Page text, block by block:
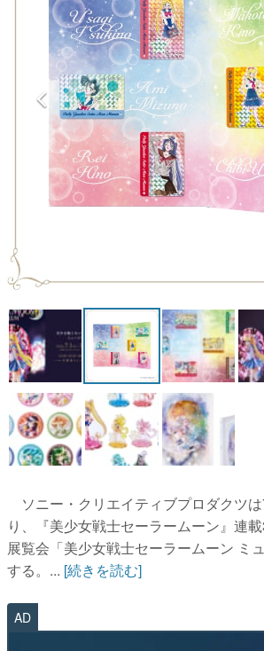
ゲームが変えた日本語
「経験値」「裏技」「ラスボス」
の起源や用法の変遷を、コンピュ
イニーP氏が徹底調査。
カテゴリ
特集記事
マンガ
女性向け
その他
電ファミニコゲーマーとは？
運営：株式会社マレ
ソニー・クリエイティブプロダクツ
り、​​『美少女戦士セーラームーン』連
展覧会「美少女戦士セーラームーン ミ
する。... [続きを読む]
AD